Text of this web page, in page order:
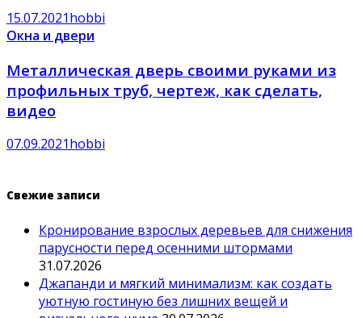
15.07.2021hobbi
Окна и двери
Металлическая дверь своими руками из
профильных труб, чертеж, как сделать,
видео
07.09.2021hobbi
Свежие записи
Кронирование взрослых деревьев для снижения
парусности перед осенними штормами
31.07.2026
Джапанди и мягкий минимализм: как создать
уютную гостиную без лишних вещей и